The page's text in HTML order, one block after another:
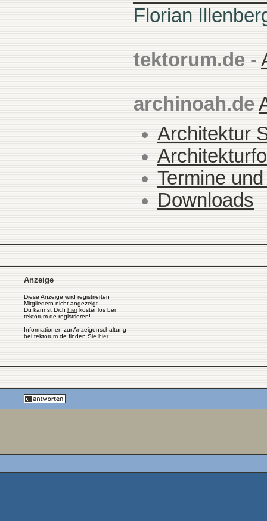
Florian
tektorum.de -
archinoah.de
Architektur
Termine
Downloads
Anzeige
Diese Anzeige wird registrierten
Mitgliedern nicht angezeigt.
Du kannst Dich hierkostenlos bei
tektorum.de registrieren!
Informationen zur Anzeigenschaltung
bei tektorum.de finden Sie hier.